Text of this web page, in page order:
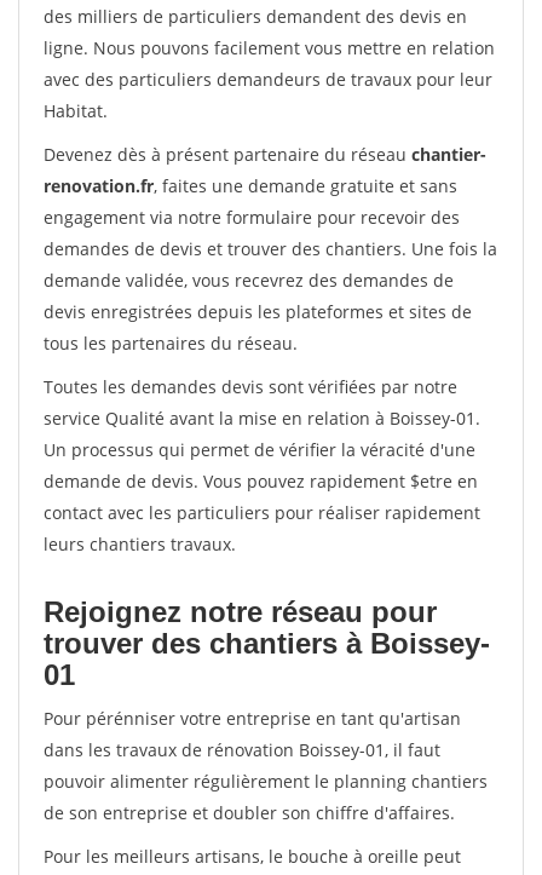
des milliers de particuliers demandent des devis en
ligne. Nous pouvons facilement vous mettre en relation
avec des particuliers demandeurs de travaux pour leur
Habitat.
Devenez dès à présent partenaire du réseau chantier-
renovation.fr, faites une demande gratuite et sans
engagement via notre formulaire pour recevoir des
demandes de devis et trouver des chantiers. Une fois la
demande validée, vous recevrez des demandes de
devis enregistrées depuis les plateformes et sites de
tous les partenaires du réseau.
Toutes les demandes devis sont vérifiées par notre
service Qualité avant la mise en relation à Boissey-01.
Un processus qui permet de vérifier la véracité d'une
demande de devis. Vous pouvez rapidement $etre en
contact avec les particuliers pour réaliser rapidement
leurs chantiers travaux.
Rejoignez notre réseau pour
trouver des chantiers à Boissey-
01
Pour pérénniser votre entreprise en tant qu'artisan
dans les travaux de rénovation Boissey-01, il faut
pouvoir alimenter régulièrement le planning chantiers
de son entreprise et doubler son chiffre d'affaires.
Pour les meilleurs artisans, le bouche à oreille peut